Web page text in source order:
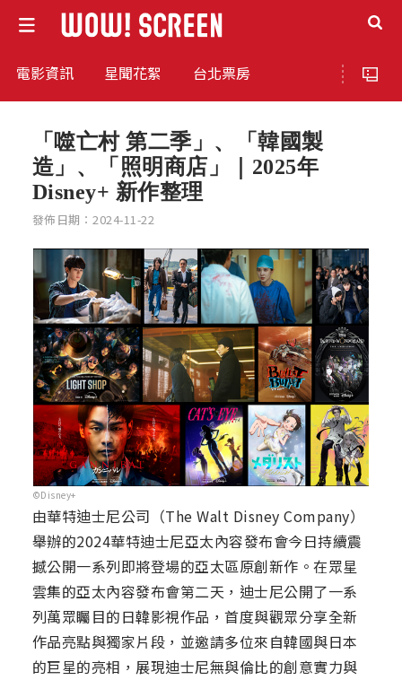
電影資訊 星聞花絮 台北票房
「噬亡村 第二季」、「韓國製
造」、「照明商店」｜2025年
Disney+ 新作整理
發佈日期：2024-11-22
©Disney+
由華特迪士尼公司（The Walt Disney Company）
舉辦的2024華特迪士尼亞太內容發布會今日持續震
撼公開一系列即將登場的亞太區原創新作。在眾星
雲集的亞太內容發布會第二天，迪士尼公開了一系
列萬眾矚目的日韓影視作品，首度與觀眾分享全新
作品亮點與獨家片段，並邀請多位來自韓國與日本
的巨星的亮相，展現迪士尼無與倫比的創意實力與